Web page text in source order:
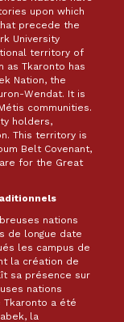
upon which
precede the
University
territory of
as Tkaronto has
Nation, the
Wendat. It is
communities.
holders,
This territory is
Belt Covenant,
for the Great
nations
de longue date
les campus de
la création de
sa présence sur
nations
Tkaronto a été
la